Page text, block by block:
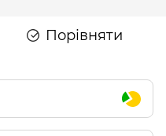
Порівняти